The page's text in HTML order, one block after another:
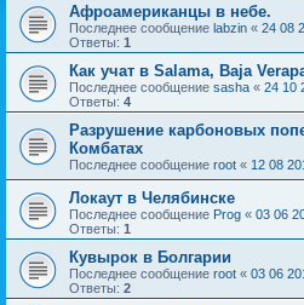
Афроамериканцы в небе.
Последнее сообщение labzin « 24 08
Ответы: 1
Как учат в Salama, Baja
Последнее сообщение sasha « 24 10
Ответы: 4
Разрушение карбоновых
Комбатах
Последнее сообщение root « 12 08
Локаут в Челябинске
Последнее сообщение Prog « 03 06
Ответы: 1
Кувырок в Болгарии
Последнее сообщение root « 03 06
Ответы: 2